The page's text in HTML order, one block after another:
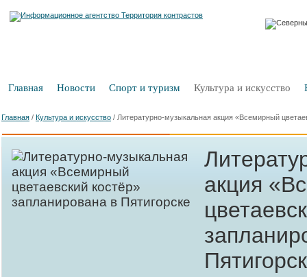
Главная Новости Спорт и туризм Культура и искусство
Главная / Культура и искусство / Литературно-музыкальная акция «Всемирный
акция